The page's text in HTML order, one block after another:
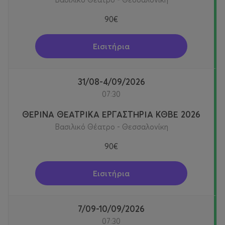
Τα Ολοήμερα Θερινά Καλλιτεχνικά Εργαστήρια για
παιδιά, πραγματοποιούνται από Δευτέρα έως
καλοκαιριού (16 Ιουνίου έως τις 10 Ιουλίου και από τις 17
Αυγούστου έως τις 10 Σεπτεμβρίου).
ΚΟΣΤΟΣ ΘΕΡΙΝΩΝ ΕΡΓΑΣΤΗΡΙΩΝ ΚΑΙ ΕΓΓΡΑΦΕΣ
Το κόστος συμμετοχής στα θερινά εργαστήρια του
ΚΘΒΕ ανέρχεται στα 110€ ανά εβδομάδα.
07/09/2026-10/09/2026 ανέρχεται στα 90€ με εξαίρεση
90€
Εισιτήρια
31/08-4/09/2026
07:30
ΘΕΡΙΝΑ ΘΕΑΤΡΙΚΑ ΕΡΓΑΣΤΗΡΙΑ ΚΘΒΕ 2026
Βασιλικό Θέατρο - Θεσσαλονίκη
90€
Εισιτήρια
7/09-10/09/2026
07:30